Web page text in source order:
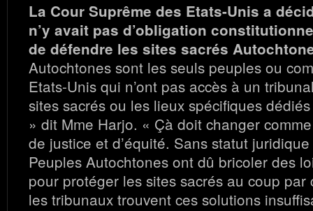
La Cour Suprême des Etats-Unis a
n’y avait pas d’obligation
de défendre les sites sacrés
Autochtones sont les seuls peuples ou
Etats-Unis qui n’ont pas accès à un
sites sacrés ou les lieux spécifiques
» dit Mme Harjo. « Çà doit changer
de justice et d’équité. Sans statut
Peuples Autochtones ont dû bricoler des
pour protéger les sites sacrés au coup par
les tribunaux trouvent ces solutions